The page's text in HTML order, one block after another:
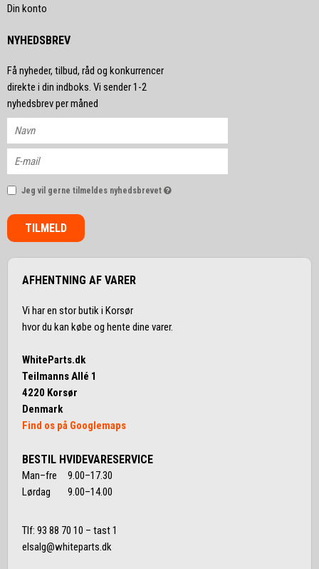
Din konto
NYHEDSBREV
Få nyheder, tilbud, råd og konkurrencer
direkte i din indboks. Vi sender 1-2
nyhedsbrev per måned
Jeg vil gerne tilmeldes nyhedsbrevet
TILMELD
AFHENTNING AF VARER
Vi har en stor butik i Korsør
hvor du kan købe og hente dine varer.
WhiteParts.dk
Teilmanns Allé 1
4220 Korsør
Denmark
Find os på Googlemaps
BESTIL HVIDEVARESERVICE
Man–fre 9.00–17.30
Lørdag 9.00–14.00
Tlf: 93 88 70 10 – tast 1
elsalg@whiteparts.dk